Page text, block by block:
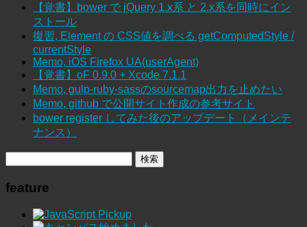
【覚書】bower で jQuery 1.x系 と 2.x系を同時にイン
ストール
復習, Element の CSS値を調べる getComputedStyle /
currentStyle
Memo, iOS Firefox UA(userAgent)
【覚書】oF 0.9.0 + Xcode 7.1.1
Memo, gulp-ruby-sassのsourcemap出力を止めたい
Memo, github で公開サイト作成の参考サイト
bower register してみた後のアップデート（メインテ
ナンス）
feature